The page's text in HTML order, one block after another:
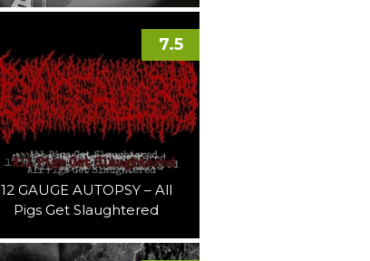
12 GAUGE AUTOPSY – All
Pigs Get Slaughtered
7.5